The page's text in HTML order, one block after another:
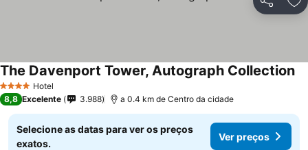
Partilhar
4 EstrelasHotel
The Davenport Tower, Autograph Collection
8,8 Excelente 3.988 a 0.4 km de Centro da cidade
Selecione as datas para ver os preços
exatos.
Ver preços